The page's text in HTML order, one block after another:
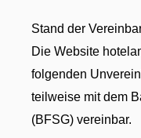
Stand der
Die Website
folgenden
teilweise mit dem
(BFSG) vereinbar.